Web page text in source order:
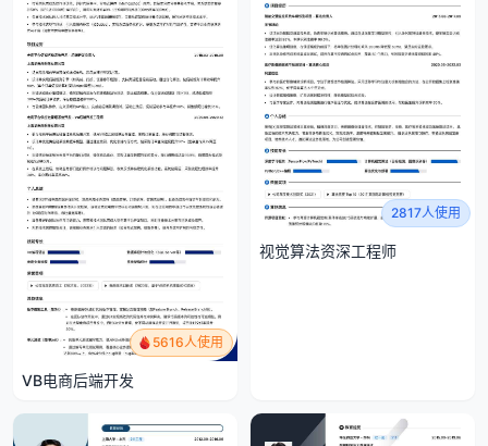
5616人使用
VB电商后端开发
2817人使用
视觉算法资深工程师